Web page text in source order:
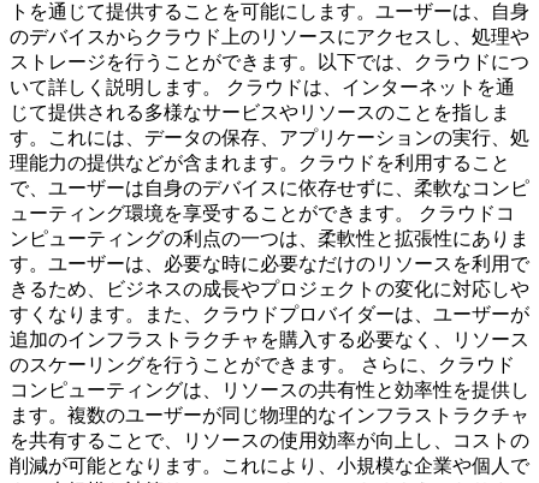
トを通じて提供することを可能にします。ユーザーは、自身
のデバイスからクラウド上のリソースにアクセスし、処理や
ストレージを行うことができます。以下では、クラウドにつ
いて詳しく説明します。 クラウドは、インターネットを通
じて提供される多様なサービスやリソースのことを指しま
す。これには、データの保存、アプリケーションの実行、処
理能力の提供などが含まれます。クラウドを利用すること
で、ユーザーは自身のデバイスに依存せずに、柔軟なコンピ
ューティング環境を享受することができます。 クラウドコ
ンピューティングの利点の一つは、柔軟性と拡張性にありま
す。ユーザーは、必要な時に必要なだけのリソースを利用で
きるため、ビジネスの成長やプロジェクトの変化に対応しや
すくなります。また、クラウドプロバイダーは、ユーザーが
追加のインフラストラクチャを購入する必要なく、リソース
のスケーリングを行うことができます。 さらに、クラウド
コンピューティングは、リソースの共有性と効率性を提供し
ます。複数のユーザーが同じ物理的なインフラストラクチャ
を共有することで、リソースの使用効率が向上し、コストの
削減が可能となります。これにより、小規模な企業や個人で